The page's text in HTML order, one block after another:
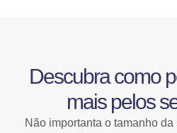
Descubra como
mais pelos
Não importanta o tamanho